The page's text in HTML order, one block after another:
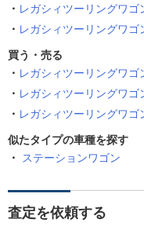
レガシィツーリングワゴ
レガシィツーリングワゴ
買う・売る
レガシィツーリングワゴ
レガシィツーリングワ
レガシィツーリングワゴ
似たタイプの車種を探す
ステーションワゴン
査定を依頼する